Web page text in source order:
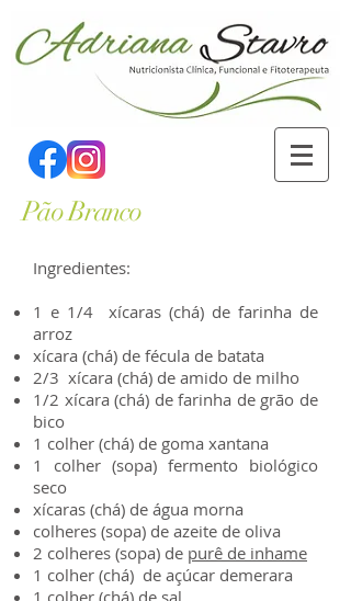
Pão Branco
Ingredientes:
1 e 1/4 xícaras (chá) de farinha de
arroz
xícara (chá) de fécula de batata
2/3 xícara (chá) de amido de milho
1/2 xícara (chá) de farinha de grão de
bico
1 colher (chá) de goma xantana
1 colher (sopa) fermento biológico
seco
xícaras (chá) de água morna
colheres (sopa) de azeite de oliva
2 colheres (sopa) de purê de inhame
1 colher (chá) de açúcar demerara
1 colher (chá) de sal